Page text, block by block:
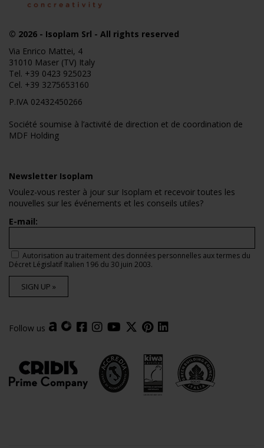
© 2026 - Isoplam Srl - All rights reserved
Via Enrico Mattei, 4
31010 Maser (TV) Italy
Tel. +39 0423 925023
Cel. +39 3275653160
P.IVA 02432450266
Société soumise à l’activité de direction et de coordination de
MDF Holding
Newsletter Isoplam
Voulez-vous rester à jour sur Isoplam et recevoir toutes les
nouvelles sur les événements et les conseils utiles?
E-mail:
Autorisation au traitement des données personnelles aux termes du
Décret Législatif Italien 196 du 30 juin 2003.
SIGN UP »
Follow us